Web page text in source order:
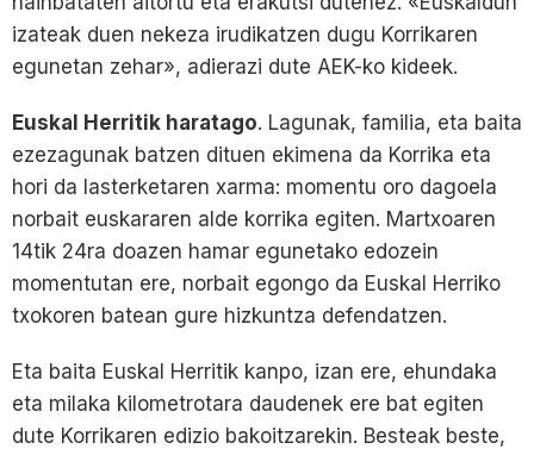
izateak duen nekeza irudikatzen dugu Korrikaren
egunetan zehar», adierazi dute AEK-ko kideek.
Euskal Herritik haratago. Lagunak, familia, eta baita
ezezagunak batzen dituen ekimena da Korrika eta
hori da lasterketaren xarma: momentu oro dagoela
norbait euskararen alde korrika egiten. Martxoaren
14tik 24ra doazen hamar egunetako edozein
momentutan ere, norbait egongo da Euskal Herriko
txokoren batean gure hizkuntza defendatzen.
Eta baita Euskal Herritik kanpo, izan ere, ehundaka
eta milaka kilometrotara daudenek ere bat egiten
dute Korrikaren edizio bakoitzarekin. Besteak beste,